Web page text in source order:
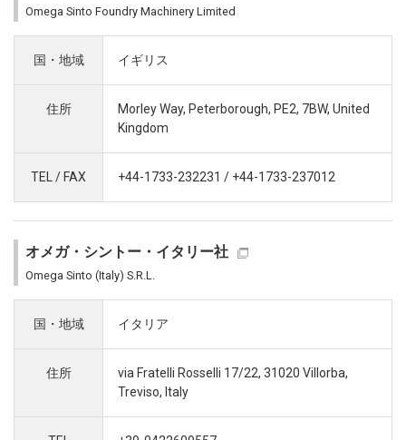
Omega Sinto Foundry Machinery Limited
国・地域 イギリス
住所
Morley Way, Peterborough, PE2, 7BW, United
Kingdom
TEL / FAX +44-1733-232231 / +44-1733-237012
オメガ・シントー・イタリー社
Omega Sinto (Italy) S.R.L.
国・地域 イタリア
住所
via Fratelli Rosselli 17/22, 31020 Villorba,
Treviso, Italy